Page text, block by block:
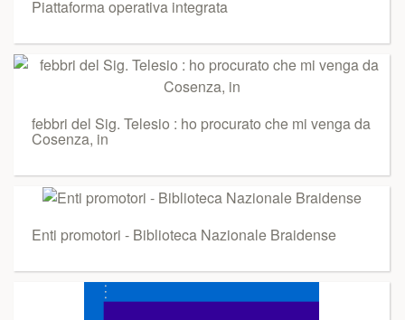
Piattaforma operativa integrata
febbri del Sig. Telesio : ho procurato che mi venga da
Cosenza, in
Enti promotori - Biblioteca Nazionale Braidense